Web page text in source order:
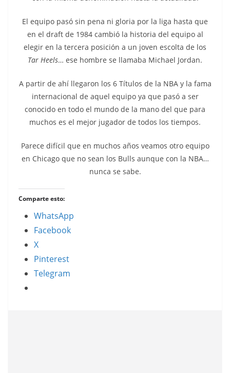
El equipo pasó sin pena ni gloria por la liga hasta que
en el draft de 1984 cambió la historia del equipo al
elegir en la tercera posición a un joven escolta de los
Tar Heels… ese hombre se llamaba Michael Jordan.
A partir de ahí llegaron los 6 Títulos de la NBA y la fama
internacional de aquel equipo ya que pasó a ser
conocido en todo el mundo de la mano del que para
muchos es el mejor jugador de todos los tiempos.
Parece difícil que en muchos años veamos otro equipo
en Chicago que no sean los Bulls aunque con la NBA…
nunca se sabe.
Comparte esto:
WhatsApp
Facebook
X
Pinterest
Telegram